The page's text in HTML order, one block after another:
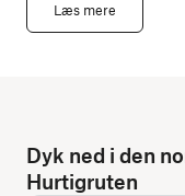
Læs mere
Dyk ned i den
Hurtigruten